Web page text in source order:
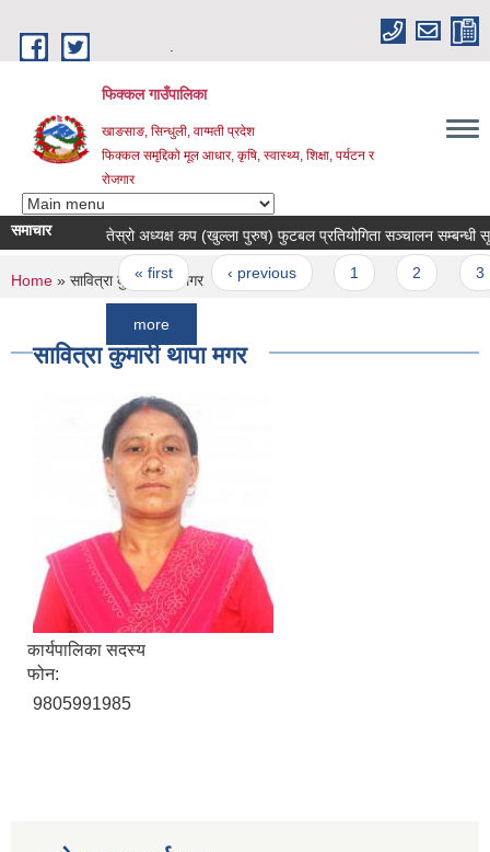
फिक्कल गाउँपालिका
खाङसाङ, सिन्धुली, वाग्मती प्रदेश
फिक्कल समृद्दिको मूल आधार, कृषि, स्वास्थ्य, शिक्षा, पर्यटन र
रोजगार
समाचार तेस्रो अध्यक्ष कप (खुल्ला पुरुष) फुटबल प्रतियोगिता सञ्चालन सम्बन्धी सूचना ।
Pages
« first ‹ previous
You are here
Home » सावित्रा कुमारी थापा मगर
सावित्रा कुमारी थापा मगर
कार्यपालिका सदस्य
फोन:
9805991985